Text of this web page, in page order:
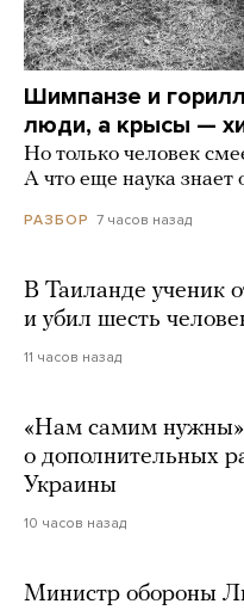
Шимпанзе и
люди, а крысы —
Но только человек
А что еще наука знает
РАЗБОР 7 часов назад
В Таиланде ученик
и убил шесть
11 часов назад
«Нам самим
о дополнительных
Украины
10 часов назад
Министр обороны